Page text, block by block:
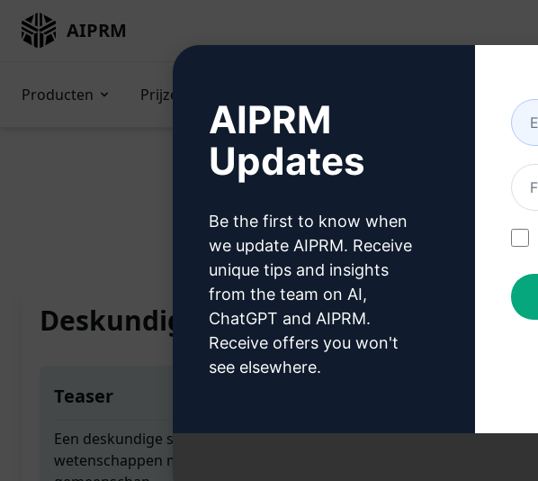
AIPRM
Producten Prijzen
Home / AI-instructies /
Deskundige schrijver
Teaser
Een deskundige schrijver die wil communiceren in de sociale
wetenschappen met zowel de algemene lezer als de academische
AIPRM
Updates
Be the first to know when
we update AIPRM. Receive
unique tips and insights
from the team on AI,
ChatGPT and AIPRM.
Receive offers you won't
see elsewhere.